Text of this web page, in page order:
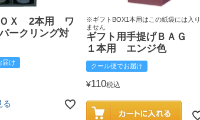
ＯＸ 2本用 ワ
ークリング対
届け
る
※ギフトBOX1本用はこの紙袋には入り
ません
ギフト用手提げＢＡＧ
１本用 エンジ色
クール便でお届け
¥110税込